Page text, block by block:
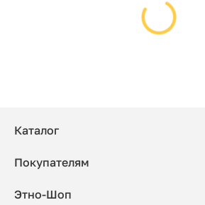
Каталог
Покупателям
Этно-Шоп